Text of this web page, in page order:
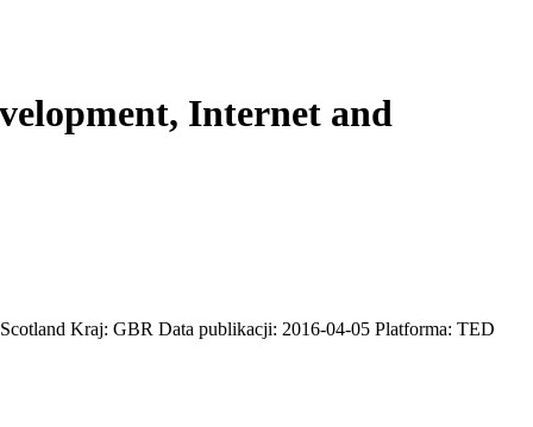
Internet and
Kraj: GBR Data publikacji: 2016-04-05 Platforma: TED